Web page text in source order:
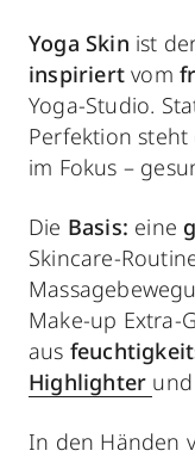
Yoga Skin ist
inspiriertvom
Yoga-Studio.
Perfektion steht
im Fokus –
Die Basis: eine
Skincare-
Make-up Extra-
aus
Highlighter und
In den Händen